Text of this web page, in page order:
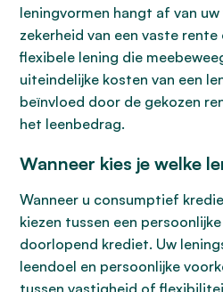
leningvormen hangt af van
zekerheid van een vaste
flexibele lening die
uiteindelijke kosten van een
beïnvloed door de gekozen
het leenbedrag.
Wanneer kies je welke
Wanneer u consumptief
kiezen tussen een
doorlopend krediet. Uw
leendoel en persoonlijke
tussen vastigheid of